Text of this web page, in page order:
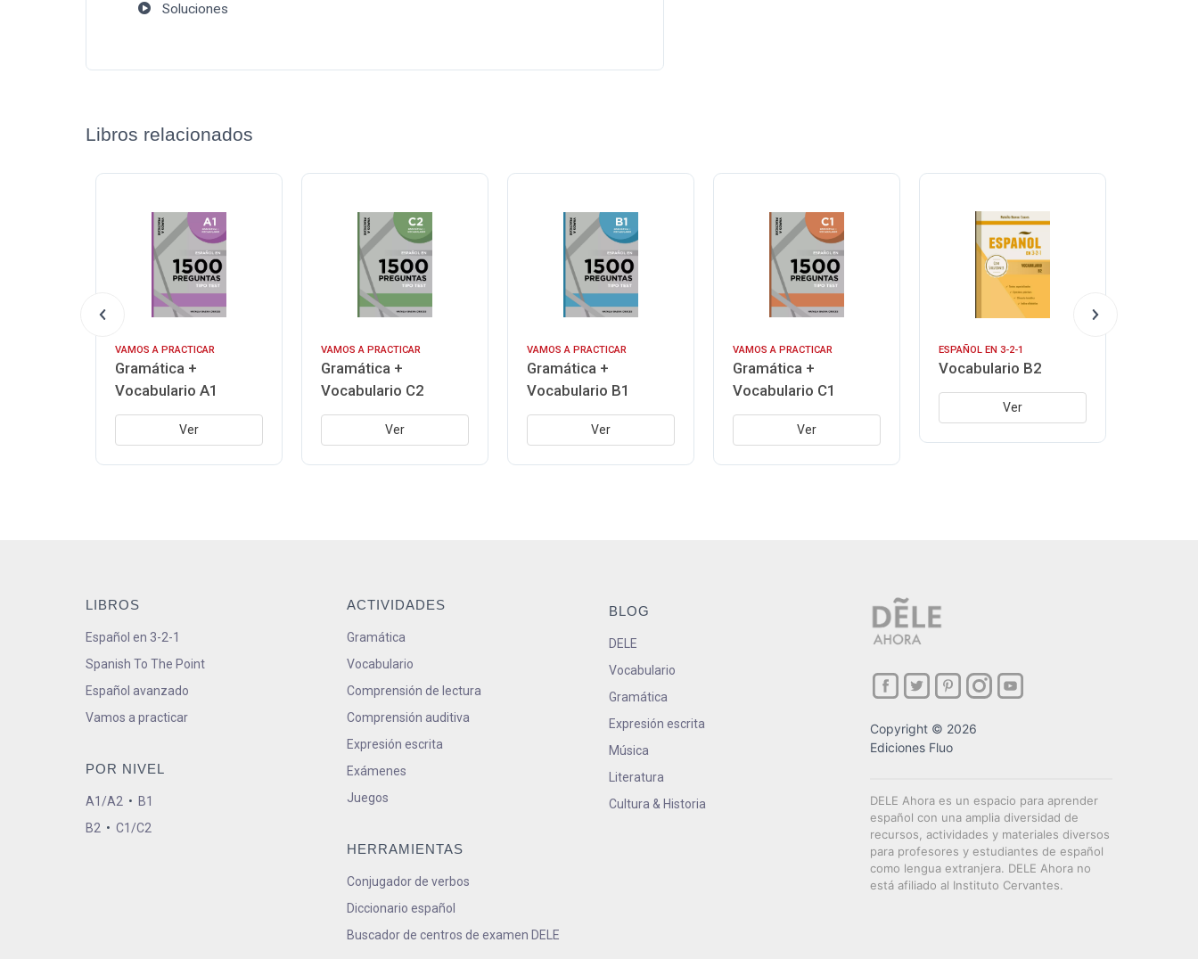
Soluciones
Libros relacionados
VAMOS A PRACTICAR
Gramática +
Vocabulario A1
Ver
VAMOS A PRACTICAR
Gramática +
Vocabulario C2
Ver
VAMOS A PRACTICAR
Gramática +
Vocabulario B1
Ver
VAMOS A PRACTICAR
Gramática +
Vocabulario C1
Ver
ESPAÑOL EN 3-2-1
Vocabulario B2
Ver
LIBROS
Español en 3-2-1
Spanish To The Point
Español avanzado
Vamos a practicar
POR NIVEL
A1/A2 • B1
B2 • C1/C2
ACTIVIDADES
Gramática
Vocabulario
Comprensión de lectura
Comprensión auditiva
Expresión escrita
Exámenes
Juegos
HERRAMIENTAS
Conjugador de verbos
Diccionario español
Buscador de centros de examen DELE
BLOG
DELE
Vocabulario
Gramática
Expresión escrita
Música
Literatura
Cultura & Historia
Copyright © 2026
Ediciones Fluo
DELE Ahora es un espacio para aprender
español con una amplia diversidad de
recursos, actividades y materiales diversos
para profesores y estudiantes de español
como lengua extranjera. DELE Ahora no
está afiliado al Instituto Cervantes.